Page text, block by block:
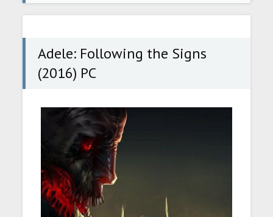
Аркады/Arcade
Adele: Following the Signs
(2016) PC